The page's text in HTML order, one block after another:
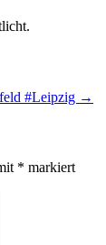
#Leipzig →
* markiert